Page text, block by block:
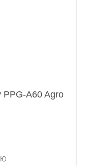
A60 Agro